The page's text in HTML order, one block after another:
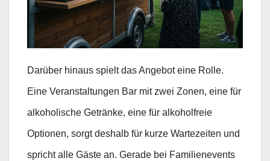
Darüber hinaus spielt das Angebot eine Rolle.
Eine Veranstaltungen Bar mit zwei Zonen, eine für
alkoholische Getränke, eine für alkoholfreie
Optionen, sorgt deshalb für kurze Wartezeiten und
spricht alle Gäste an. Gerade bei Familienevents